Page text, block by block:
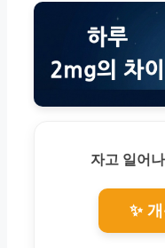
자고 일어
✨